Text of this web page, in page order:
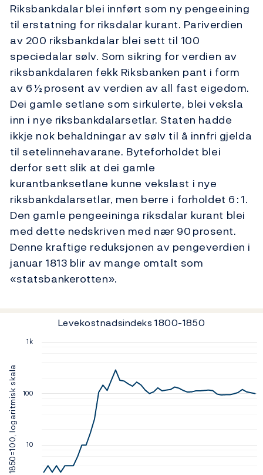
Riksbankdalar blei innført som ny pengeeining
til erstatning for riksdalar kurant. Pariverdien
av 200 riksbankdalar blei sett til 100
speciedalar sølv. Som sikring for verdien av
riksbankdalaren fekk Riksbanken pant i form
av 6 ½ prosent av verdien av all fast eigedom.
Dei gamle setlane som sirkulerte, blei veksla
inn i nye riksbankdalarsetlar. Staten hadde
ikkje nok behaldningar av sølv til å innfri gjelda
til setelinnehavarane. Byteforholdet blei
derfor sett slik at dei gamle
kurantbanksetlane kunne vekslast i nye
riksbankdalarsetlar, men berre i forholdet 6 : 1.
Den gamle pengeeininga riksdalar kurant blei
med dette nedskriven med nær 90 prosent.
Denne kraftige reduksjonen av pengeverdien i
januar 1813 blir av mange omtalt som
«statsbankerotten».
Line chart with 51 data points.
The chart has 1 X axis displaying values. Data
The chart has 1 Y axis displaying 1850=100,
1850=100, logaritmisk skala
Levekostnadsindeks 1800-1850
10
100
1k